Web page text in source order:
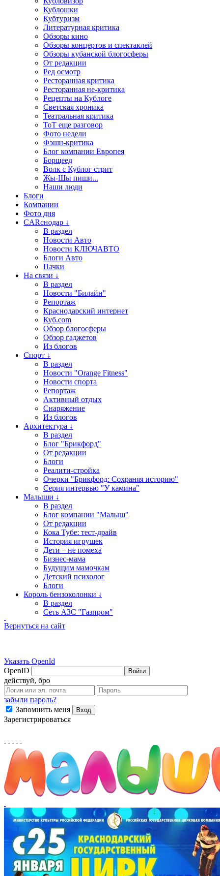
Вернуться на сайт
Указать OpenId
OpenID
Войти
действуй, бро
забыли пароль?
Запомнить меня
Вход
Зарегистрироваться
Кублошки
Кубтуризм
Литературная критика
Обзоры кино
Обзоры концертов и спектаклей
Обзоры кубанской блогосферы
От редакции
Ред осмотр
Ресторанная критика
Ресторанная не-критика
Рецепты на Кублоге
Светская хроника
Театральная критика
ТоТ еще разговор
Фото недели
Фэшн-критика
Блог компании Европея
Борщеед
Волк с Кублог стрит
Жы-Шы пиши...
Наши люди
Блоги
Компании
Фото дня
CARснодар ↓
В раздел
Новости Авто
Новости КЛЮЧАВТО
Блоги Авто
Пачки
На связи ↓
В раздел
Новости "Билайн"
Репортаж
Краснодарский интернет
Куб.com
Обзор блогосферы
Обзор гаджетов
Из блогов
Спорт ↓
В раздел
Новости "Orange Fitness"
Новости спорта
Репортаж
Активный отдых
Снаряжение
Из блогов
Архитектура ↓
В раздел
Блог "Брикфорд"
От редакции
Блоги
Реалити-стройка
Очерки "Брикфорд: Сохраняя историю"
Серия интервью "У камина"
Малыши ↓
В раздел
Блог компании "Малыш"
От редакции
Кока Тубе: тест-драйв
История игрушек
Дети – не помеха
Бизнес-мама
Будущим мамочкам
Детский психолог
Блоги
Король бензоколонки ↓
В раздел
Сеть АЗС "Газпром"